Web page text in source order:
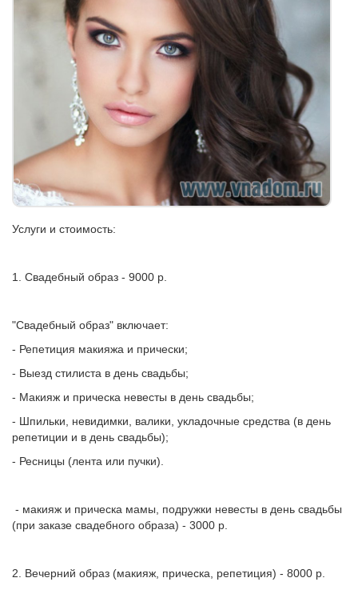
Услуги и стоимость:
1. Свадебный образ - 9000 р.
"Свадебный образ" включает:
- Репетиция макияжа и прически;
- Выезд стилиста в день свадьбы;
- Макияж и прическа невесты в день свадьбы;
- Шпильки, невидимки, валики, укладочные средства (в день
репетиции и в день свадьбы);
- Ресницы (лента или пучки).
- макияж и прическа мамы, подружки невесты в день свадьбы
(при заказе свадебного образа) - 3000 р.
2. Вечерний образ (макияж, прическа, репетиция) - 8000 р.